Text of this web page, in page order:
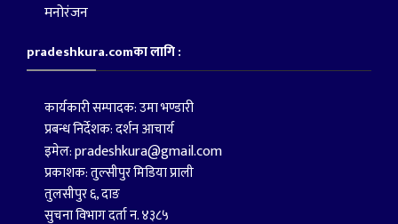
मनोरंजन
pradeshkura.comका लागि :
कार्यकारी सम्पादक: उमा भण्डारी
प्रबन्ध निर्देशक: दर्शन आचार्य
इमेल:pradeshkura@gmail.com
प्रकाशक: तुल्सीपुर मिडिया प्राली
तुलसीपुर ६, दाङ
सुचना विभाग दर्ता न. ४३८५